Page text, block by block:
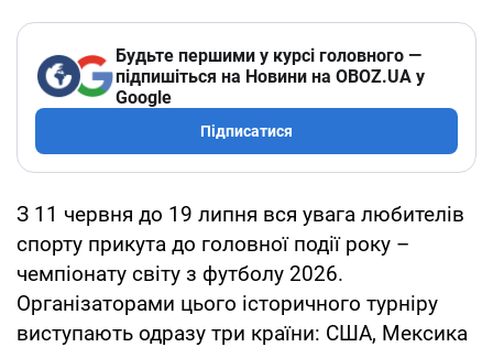
Будьте першими у курсі головного —
підпишіться на Новини на OBOZ.UA у
Google
Підписатися
З 11 червня до 19 липня вся увага любителів
спорту прикута до головної події року –
чемпіонату світу з футболу 2026.
Організаторами цього історичного турніру
виступають одразу три країни: США, Мексика